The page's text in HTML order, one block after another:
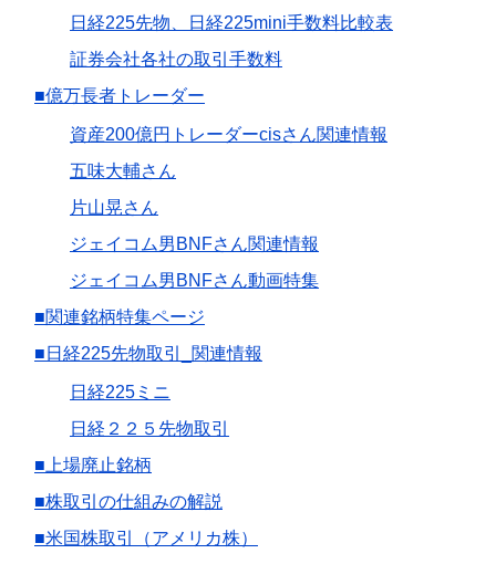
日経225先物、日経225mini手数料比較表
証券会社各社の取引手数料
■億万長者トレーダー
資産200億円トレーダーcisさん関連情報
五味大輔さん
片山晃さん
ジェイコム男BNFさん関連情報
ジェイコム男BNFさん動画特集
■関連銘柄特集ページ
■日経225先物取引_関連情報
日経225ミニ
日経２２５先物取引
■上場廃止銘柄
■株取引の仕組みの解説
■米国株取引（アメリカ株）